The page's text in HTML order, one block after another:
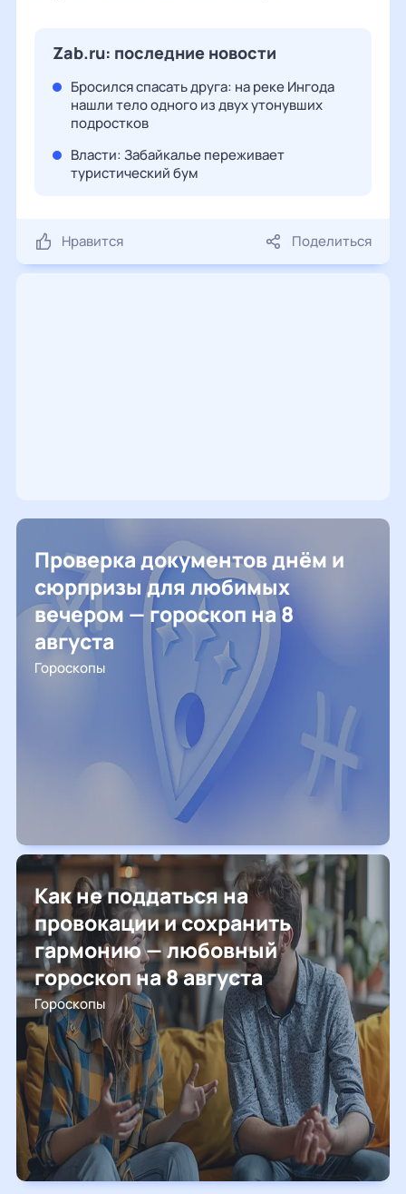
Zab.ru: последние новости
Бросился спасать друга: на реке Ингода
нашли тело одного из двух утонувших
подростков
Власти: Забайкалье переживает
туристический бум
Нравится Поделиться
Проверка документов днём и
сюрпризы для любимых
вечером — гороскоп на 8
августа
Гороскопы
Как не поддаться на
провокации и сохранить
гармонию — любовный
гороскоп на 8 августа
Гороскопы